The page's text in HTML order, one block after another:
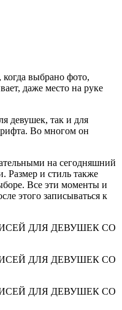
выбрано фото,
даже место на руке
девушек, так и для
Во многом он
на сегодняшний
Размер и стиль также
Все эти моменты и
этого записываться к